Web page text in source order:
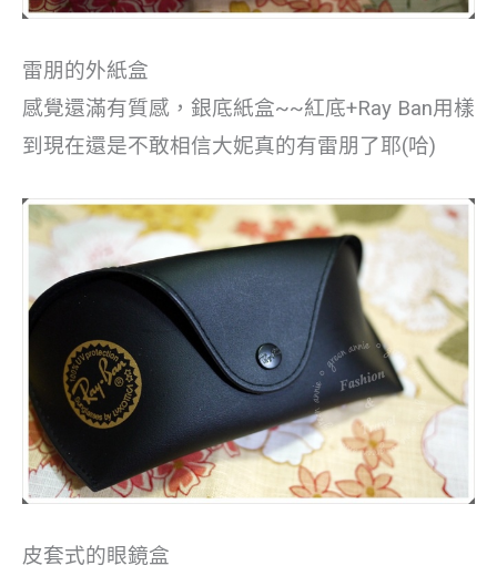
雷朋的外紙盒
感覺還滿有質感，銀底紙盒~~紅底+Ray Ban用樣
到現在還是不敢相信大妮真的有雷朋了耶(哈)
皮套式的眼鏡盒